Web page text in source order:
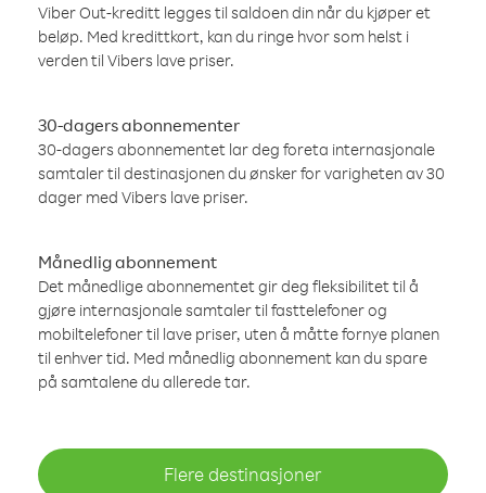
Viber Out-kreditt legges til saldoen din når du kjøper et
beløp. Med kredittkort, kan du ringe hvor som helst i
verden til Vibers lave priser.
30-dagers abonnementer
30-dagers abonnementet lar deg foreta internasjonale
samtaler til destinasjonen du ønsker for varigheten av 30
dager med Vibers lave priser.
Månedlig abonnement
Det månedlige abonnementet gir deg fleksibilitet til å
gjøre internasjonale samtaler til fasttelefoner og
mobiltelefoner til lave priser, uten å måtte fornye planen
til enhver tid. Med månedlig abonnement kan du spare
på samtalene du allerede tar.
Flere destinasjoner